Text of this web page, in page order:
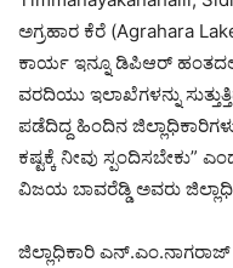
ಅಗ್ರಹಾರ ಕೆರೆ (Agrahara
ಕಾರ್ಯ ಇನ್ನೂ ಡಿಪಿಆರ್ ಹಂತದಲ್ಲೆ
ವರದಿಯು ಇಲಾಖೆಗಳನ್ನು
ಪಡೆದಿದ್ದ ಹಿಂದಿನ
ಕಷ್ಟಕ್ಕೆ ನೀವು ಸ್ಪಂದಿಸಬೇಕು”
ವಿಜಯ ಬಾವರೆಡ್ಡಿ ಅವರು
ಜಿಲ್ಲಾಧಿಕಾರಿ ಎನ್.ಎಂ.ನಾಗರಾಜ್